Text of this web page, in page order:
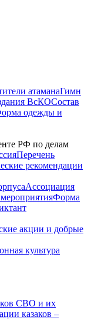
атаманаГимн
ВсКОСостав
одежды и
РФ по делам
Перечень
рекомендации
Ассоциация
Форма
акции и добрые
культура
СВО и их
казаков –